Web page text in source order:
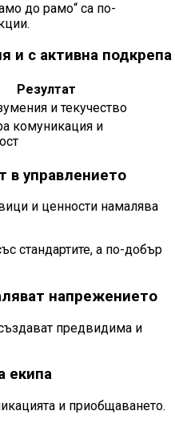
до рамо“ са по-
и с активна подкрепа
Резултат
и текучество
комуникация и
в управлението
и ценности намалява
стандартите, а по-добър
напрежението
предвидима и
екипа
и приобщаването.